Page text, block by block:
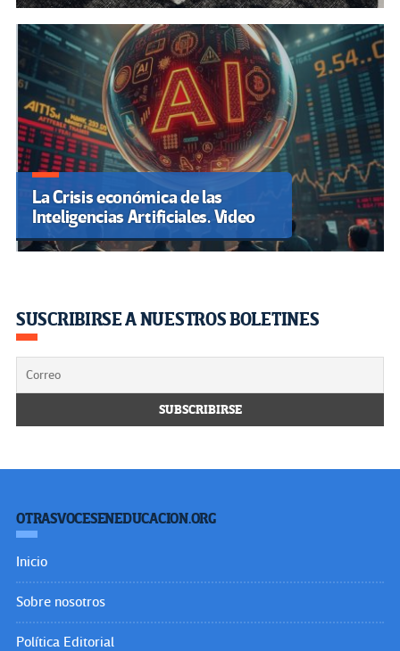
La Crisis económica de las
Inteligencias Artificiales. Video
SUSCRIBIRSE A NUESTROS BOLETINES
OTRASVOCESENEDUCACION.ORG
Inicio
Sobre nosotros
Política Editorial